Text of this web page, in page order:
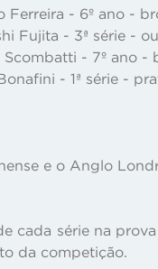
Ferreira - 6º ano -
Fujita - 3ª série -
Scombatti - 7º ano
- 1ª série -
e o Anglo
cada série na
da competição.